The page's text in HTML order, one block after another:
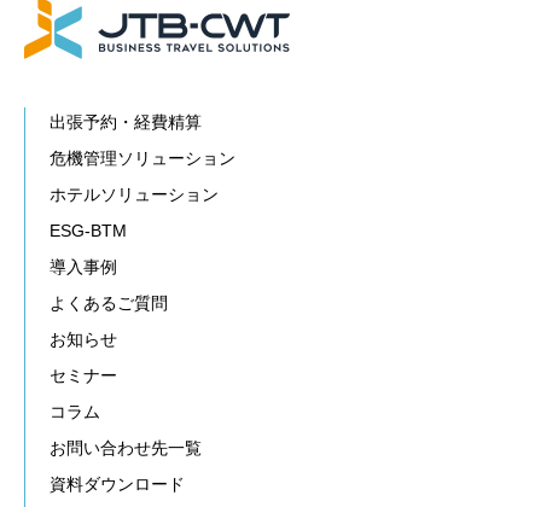
出張予約・経費精算
危機管理ソリューション
ホテルソリューション
ESG-BTM
導入事例
よくあるご質問
お知らせ
セミナー
コラム
お問い合わせ先一覧
資料ダウンロード